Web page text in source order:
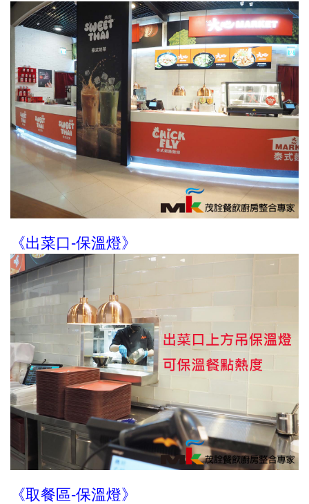
《出菜口-保溫燈》
《取餐區-保溫燈》